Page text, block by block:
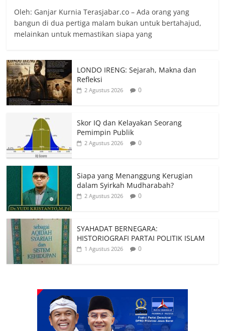
Oleh: Ganjar Kurnia Terasjabar.co – Ada orang yang
bangun di dua pertiga malam bukan untuk bertahajud,
melainkan untuk memastikan siapa yang
LONDO IRENG: Sejarah, Makna dan
Refleksi
2 Agustus 2026 0
Skor IQ dan Kelayakan Seorang
Pemimpin Publik
2 Agustus 2026 0
Siapa yang Menanggung Kerugian
dalam Syirkah Mudharabah?
2 Agustus 2026 0
SYAHADAT BERNEGARA:
HISTORIOGRAFI PARTAI POLITIK ISLAM
1 Agustus 2026 0